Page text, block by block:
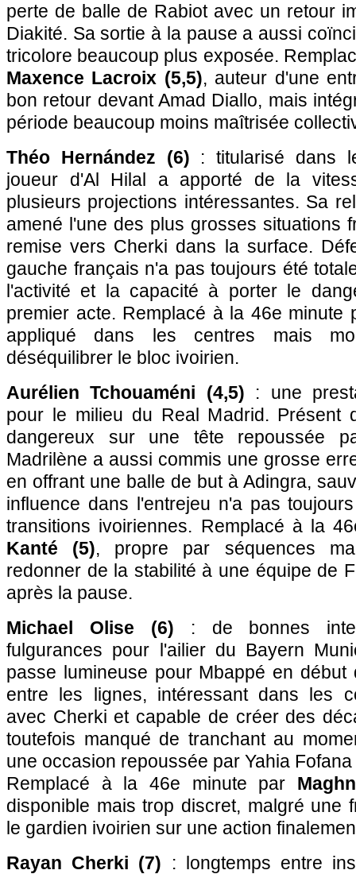
perte de balle de Rabiot avec un retour
Diakité. Sa sortie à la pause a aussi
tricolore beaucoup plus exposée.
Maxence Lacroix (5,5), auteur d'une
bon retour devant Amad Diallo, mais
période beaucoup moins maîtrisée
Théo Hernández (6) : titularisé dans
joueur d'Al Hilal a apporté de la
plusieurs projections intéressantes. Sa
amené l'une des plus grosses situations
remise vers Cherki dans la surface.
gauche français n'a pas toujours été
l'activité et la capacité à porter le
premier acte. Remplacé à la 46e minute
appliqué dans les centres mais
déséquilibrer le bloc ivoirien.
Aurélien Tchouaméni (4,5) : une
pour le milieu du Real Madrid. Présent
dangereux sur une tête repoussée
Madrilène a aussi commis une grosse
en offrant une balle de but à Adingra,
influence dans l'entrejeu n'a pas
transitions ivoiriennes. Remplacé à la
Kanté (5), propre par séquences
redonner de la stabilité à une équipe de
après la pause.
Michael Olise (6) : de bonnes
fulgurances pour l'ailier du Bayern
passe lumineuse pour Mbappé en début
entre les lignes, intéressant dans les
avec Cherki et capable de créer des
toutefois manqué de tranchant au
une occasion repoussée par Yahia
Remplacé à la 46e minute par
disponible mais trop discret, malgré une
le gardien ivoirien sur une action
Rayan Cherki (7) : longtemps entre